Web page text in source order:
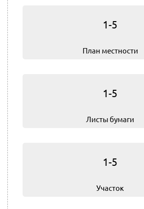
1-5
План местности
1-5
Листы бумаги
1-5
Участок